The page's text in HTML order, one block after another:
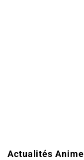
Actualités Anime